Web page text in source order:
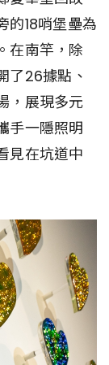
的18哨堡壘為
在南竿，除
了26據點、
，展現多元
手一隱照明
見在坑道中